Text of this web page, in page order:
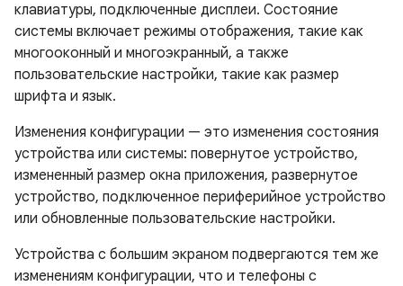
клавиатуры, подключенные дисплеи. Состояние
системы включает режимы отображения, такие как
многооконный и многоэкранный, а также
пользовательские настройки, такие как размер
шрифта и язык.
Изменения конфигурации — это изменения состояния
устройства или системы: повернутое устройство,
измененный размер окна приложения, развернутое
устройство, подключенное периферийное устройство
или обновленные пользовательские настройки.
Устройства с большим экраном подвергаются тем же
изменениям конфигурации, что и телефоны с